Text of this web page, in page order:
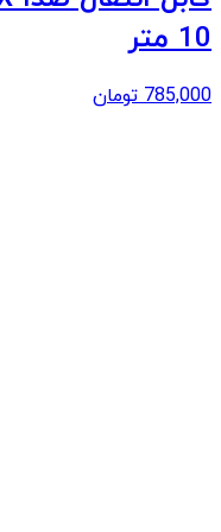
10 متر
785,000 تومان